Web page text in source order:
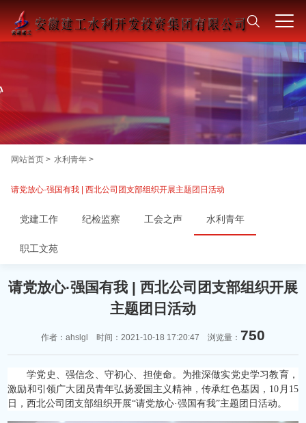
网站首页 > 水利青年 >
请党放心·强国有我 | 西北公司团支部组织开展主题团日活动
党建工作 纪检监察 工会之声 水利青年
职工文苑
请党放心·强国有我 | 西北公司团支部组织开展
主题团日活动
作者：ahslgl 时间：2021-10-18 17:20:47 浏览量： 750
学党史、强信念、守初心、担使命。为推深做实党史学习教育，
激励和引领广大团员青年弘扬爱国主义精神，传承红色基因，10月15
日，西北公司团支部组织开展“请党放心·强国有我”主题团日活动。